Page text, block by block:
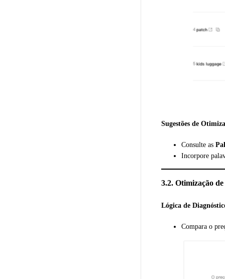
Sugestões de
Consulte as
Incorpore
3.2. Otimização
Lógica de
Compara o